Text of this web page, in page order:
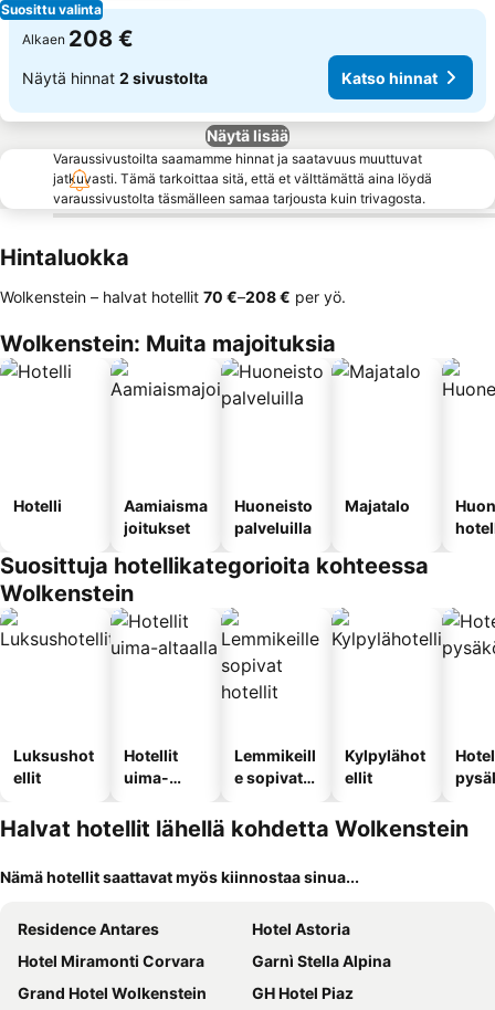
Suosittu valinta
Alkaen 208 €
Näytä hinnat 2 sivustolta Katso hinnat
Näytä lisää
Varaussivustoilta saamamme hinnat ja saatavuus muuttuvat
jatkuvasti. Tämä tarkoittaa sitä, että et välttämättä aina löydä
varaussivustolta täsmälleen samaa tarjousta kuin trivagosta.
Hintaluokka
Wolkenstein – halvat hotellit ‎70 €–‎208 € per yö.
Wolkenstein: Muita majoituksia
Hotelli
Aamiaisma
joitukset
Huoneisto
palveluilla
Majatalo
Suosittuja hotellikategorioita kohteessa
Wolkenstein
Luksushot
ellit
Hotellit
uima-
Lemmikeill
e sopivat
Kylpylähot
ellit
Halvat hotellit lähellä kohdetta Wolkenstein
Nämä hotellit saattavat myös kiinnostaa sinua...
Residence Antares
Hotel Astoria
Hotel Miramonti Corvara
Garnì Stella Alpina
Grand Hotel Wolkenstein
GH Hotel Piaz